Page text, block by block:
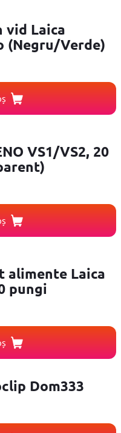
vid Laica
(Negru/Verde)
VS1/VS2, 20
alimente Laica
pungi
Dom333